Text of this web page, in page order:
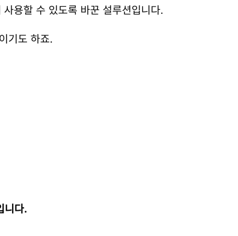
용할 수 있도록 바꾼 설루션입니다.
기도 하죠.
니다.